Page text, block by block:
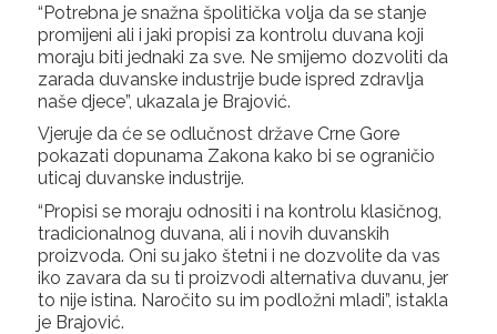
“Potrebna je snažna špolitička volja da se stanje
promijeni ali i jaki propisi za kontrolu duvana koji
moraju biti jednaki za sve. Ne smijemo dozvoliti da
zarada duvanske industrije bude ispred zdravlja
naše djece”, ukazala je Brajović.
Vjeruje da će se odlučnost države Crne Gore
pokazati dopunama Zakona kako bi se ograničio
uticaj duvanske industrije.
“Propisi se moraju odnositi i na kontrolu klasičnog,
tradicionalnog duvana, ali i novih duvanskih
proizvoda. Oni su jako štetni i ne dozvolite da vas
iko zavara da su ti proizvodi alternativa duvanu, jer
to nije istina. Naročito su im podložni mladi”, istakla
je Brajović.